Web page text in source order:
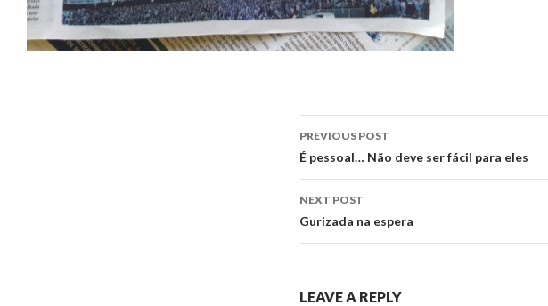
Post
navigation
PREVIOUS POST
É pessoal… Não deve ser fácil para eles
NEXT POST
Gurizada na espera
LEAVE A REPLY